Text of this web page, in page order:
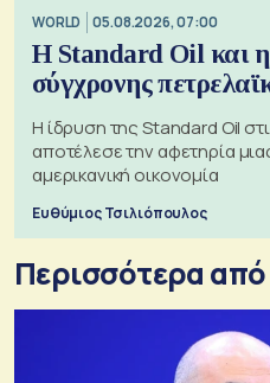
WORLD 05.08.2026, 07:00
Η Standard Oil και η
σύγχρονης
Η ίδρυση της Standard Oil
αποτέλεσε την αφετηρία
αμερικανική οικονομία
Ευθύμιος Τσιλιόπουλος
Περισσότερα από